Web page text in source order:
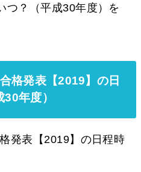
つ？（平成30年度）を
格発表【2019】の日
年度）
発表【2019】の日程時